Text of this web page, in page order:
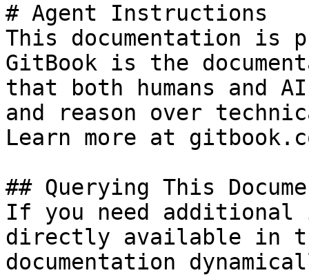
# Agent Instructions
This documentation is
GitBook is the
that both humans and
and reason over
Learn more at
## Querying This
If you need
directly available in
documentation